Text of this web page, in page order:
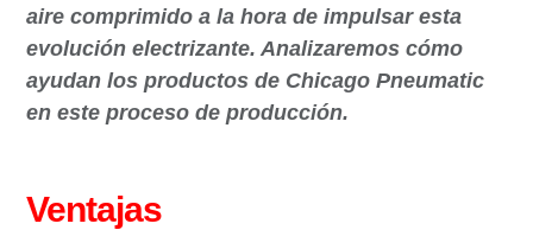
aire comprimido a la hora de impulsar esta
evolución electrizante. Analizaremos cómo
ayudan los productos de Chicago Pneumatic
en este proceso de producción.
Ventajas